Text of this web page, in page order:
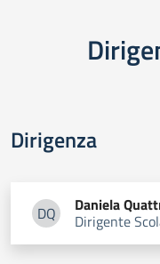
Dirigenza
DQDaniela Quattrone
Daniela
Dirigente